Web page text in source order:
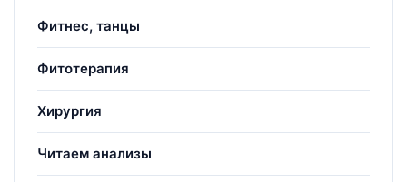
Фитнес, танцы
Фитотерапия
Хирургия
Читаем анализы